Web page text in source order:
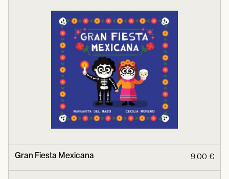
Gran Fiesta Mexicana 9,00 €